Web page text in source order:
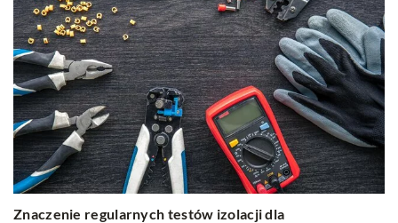
Znaczenie regularnych testów izolacji dla